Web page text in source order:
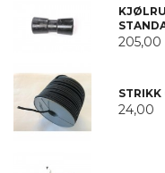
205,00
STRIKK
24,00